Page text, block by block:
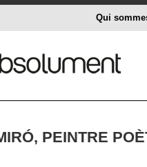
Qui
PEINTRE